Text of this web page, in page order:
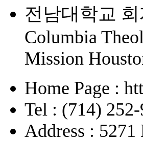
전남대학교
Columbia
Mission
Home Page :
Tel : (714)
Address :